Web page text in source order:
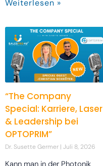
Weiterlesen »
“The Company
Special: Karriere, Laser
& Leadership bei
OPTOPRIM”
Dr. Susette Germer Juli 8, 2026
Kann man in der Photonik